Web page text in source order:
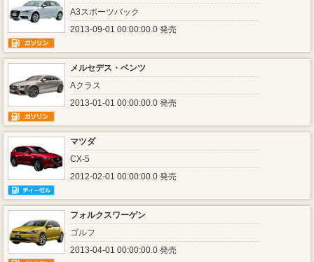
A3スポーツバック
2013-09-01 00:00:00.0 発売
メルセデス・ベンツ
Aクラス
2013-01-01 00:00:00.0 発売
マツダ
CX-5
2012-02-01 00:00:00.0 発売
フォルクスワーゲン
ゴルフ
2013-04-01 00:00:00.0 発売